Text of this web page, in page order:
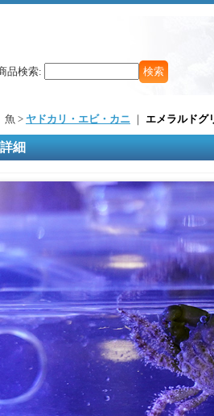
品検索:
魚 > ヤドカリ・エビ・カニ ｜ エメラルドグ
細